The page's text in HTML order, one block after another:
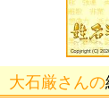
大石厳さんの